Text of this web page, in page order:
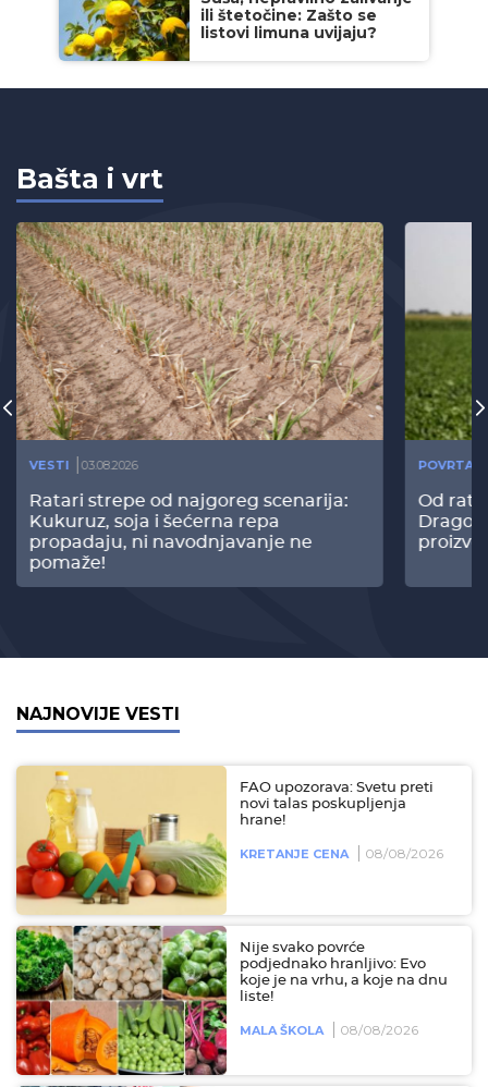
ili štetočine: Zašto se
listovi limuna uvijaju?
Bašta i vrt
VESTI 03.08.2026
Ratari strepe od najgoreg scenarija:
Kukuruz, soja i šećerna repa
propadaju, ni navodnjavanje ne
pomaže!
Od
NAJNOVIJE VESTI
FAO upozorava: Svetu preti
novi talas poskupljenja
hrane!
KRETANJE CENA 08/08/2026
Nije svako povrće
podjednako hranljivo: Evo
koje je na vrhu, a koje na dnu
liste!
MALA ŠKOLA 08/08/2026